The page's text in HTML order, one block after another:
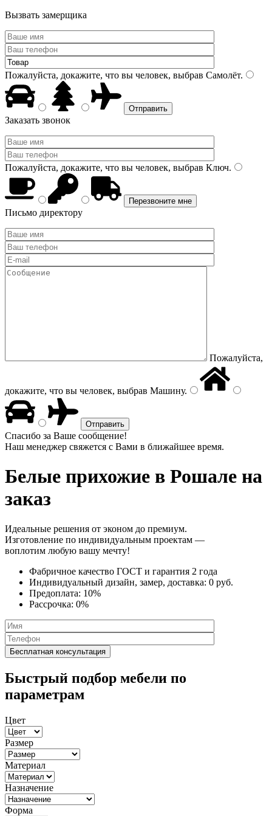
Вызвать замерщика
Пожалуйста, докажите, что вы человек, выбрав Самолёт.
Заказать звонок
Пожалуйста, докажите, что вы человек, выбрав Ключ.
Письмо директору
Пожалуйста,
докажите, что вы человек, выбрав Машину.
Спасибо за Ваше сообщение!
Наш менеджер свяжется с Вами в ближайшее время.
Белые прихожие в Рошале на
заказ
Идеальные решения от эконом до премиум.
Изготовление по индивидуальным проектам —
воплотим любую вашу мечту!
Фабричное качество ГОСТ и гарантия 2 года
Индивидуальный дизайн, замер, доставка: 0 руб.
Предоплата: 10%
Рассрочка: 0%
Быстрый подбор мебели по
параметрам
Цвет
Размер
Материал
Назначение
Форма